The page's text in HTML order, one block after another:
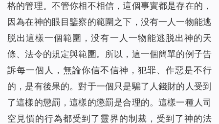
格的管理。不管你相不相信，這個事實都是存在的，
因為在神的眼目鑒察的範圍之下，没有一人一物能逃
脱出這樣一個範圍，没有一人一物能逃脱出神的天
條、法令的規定與範圍。所以，這一個簡單的例子告
訴每一個人，無論你信不信神，犯罪、作惡是不行
的，是有後果的。對于一個只是騙了人錢財的人受到
了這樣的懲罰，這樣的懲罰是合理的。這樣一種人司
空見慣的行為都受到了靈界的制裁，受到了神的法